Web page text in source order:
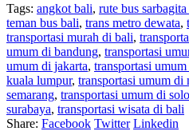
Tags: angkot bali, rute bus
teman bus bali, trans metro dewata,
transportasi murah di bali,
umum di bandung, transportasi
umum di jakarta, transportasi
kuala lumpur, transportasi umum di
semarang, transportasi umum di solo
surabaya, transportasi wisata di bali
Share: Facebook Twitter Linkedin